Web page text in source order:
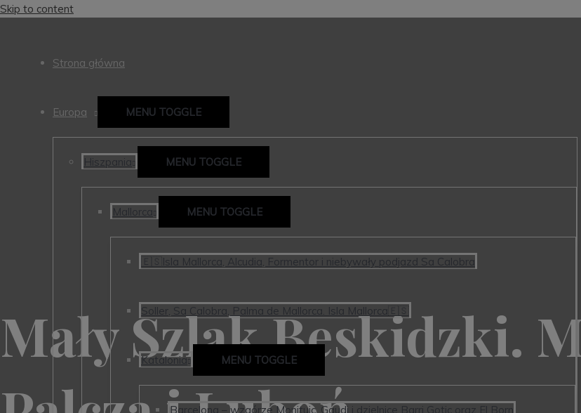
Skip to content
Strona główna
Europa MENU TOGGLE
Hiszpania MENU TOGGLE
Mallorca MENU TOGGLE
🇪🇸Isla Mallorca, Alcudia, Formentor i niebywały podjazd Sa Calobra
Soller, Sa Calobra, Palma de Mallorca. Isla Mallorca🇪🇸
Katalonia MENU TOGGLE
Barcelona – wzgórze Monjtuic, Gaudi i dzielnice Barri Gotic oraz El Born
Mały Szlak Beskidzki.